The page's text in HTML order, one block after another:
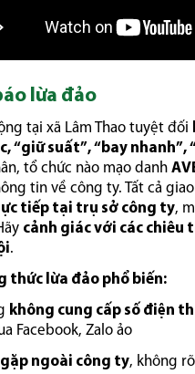
lừa đảo
tại xã Lâm Thao tuyệt đối
“giữ suất”, “bay nhanh”,
tổ chức nào mạo danh
tin về công ty. Tất cả
tiếp tại trụ sở công ty,
cảnh giác với các chiêu
.
thức lừa đảo phổ biến:
không cung cấp số điện
Facebook, Zalo ảo
gặp ngoài công ty, không